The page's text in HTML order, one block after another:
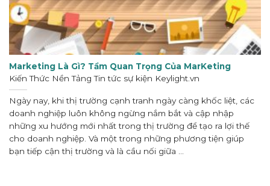
Marketing Là Gì? Tầm Quan Trọng Của MarKeting
Kiến Thức Nền Tảng Tin tức sự kiện Keylight.vn
Ngày nay, khi thị trường cạnh tranh ngày càng khốc liệt, các
doanh nghiệp luôn không ngừng nắm bắt và cập nhập
những xu hướng mới nhất trong thị trường để tạo ra lợi thế
cho doanh nghiệp. Và một trong những phương tiện giúp
bạn tiếp cận thị trường và là cầu nối giữa ...